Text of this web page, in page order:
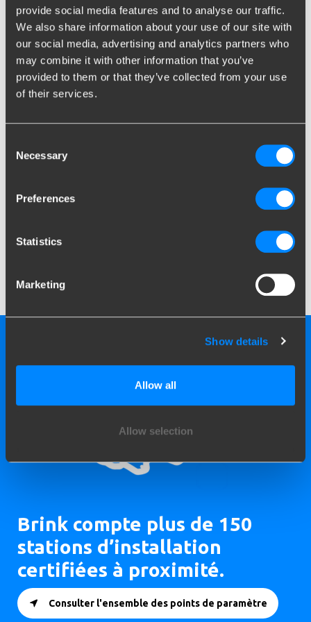
provide social media features and to analyse our traffic.
We also share information about your use of our site with
our social media, advertising and analytics partners who
may combine it with other information that you’ve
provided to them or that they’ve collected from your use
of their services.
Selection
Necessary
Preferences
Statistics
Marketing
Show details
Allow all
Allow selection
conseillé d’utiliser les accessoires suivants pour obtenir des
garanties de sécurité supplémentaires.
Indicateur de pression sur la
rotule d’attelage
sécurité optimale pendant la conduite, il est important de ne pas
dépasser le poids maximum autorisé par votre véhicule. Un pèse
Plaque d’immatriculation
Suivant le type de remorques tractées ou si le porte-vélos (ou le
coffre) masque la plaque d’immatriculation du véhicule, il est
celle de votre véhicule.
Brink compte plus de 150
stations d’installation
certifiées à proximité.
Consulter l'ensemble des points de paramètre